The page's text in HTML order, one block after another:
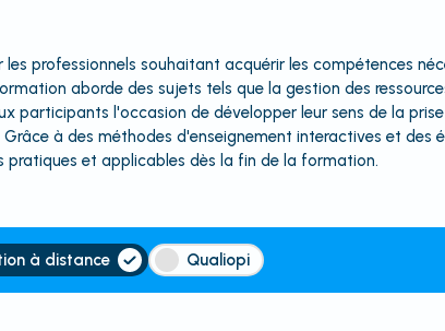
professionnels souhaitant acquérir les compétences
aborde des sujets tels que la gestion des
participants l'occasion de développer leur sens de la
à des méthodes d'enseignement interactives et des
et applicables dès la fin de la formation.
à distance Qualiopi